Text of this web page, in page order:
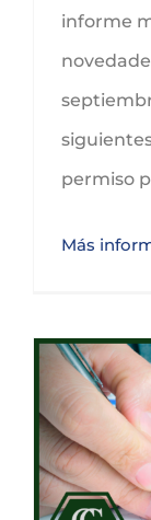
informe
permiso
Más